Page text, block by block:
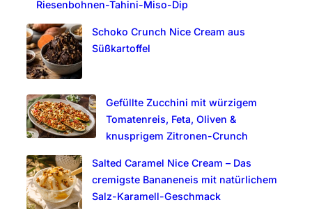
Riesenbohnen-Tahini-Miso-Dip
Schoko Crunch Nice Cream aus
Süßkartoffel
Gefüllte Zucchini mit würzigem
Tomatenreis, Feta, Oliven &
knusprigem Zitronen-Crunch
Salted Caramel Nice Cream – Das
cremigste Bananeneis mit natürlichem
Salz-Karamell-Geschmack